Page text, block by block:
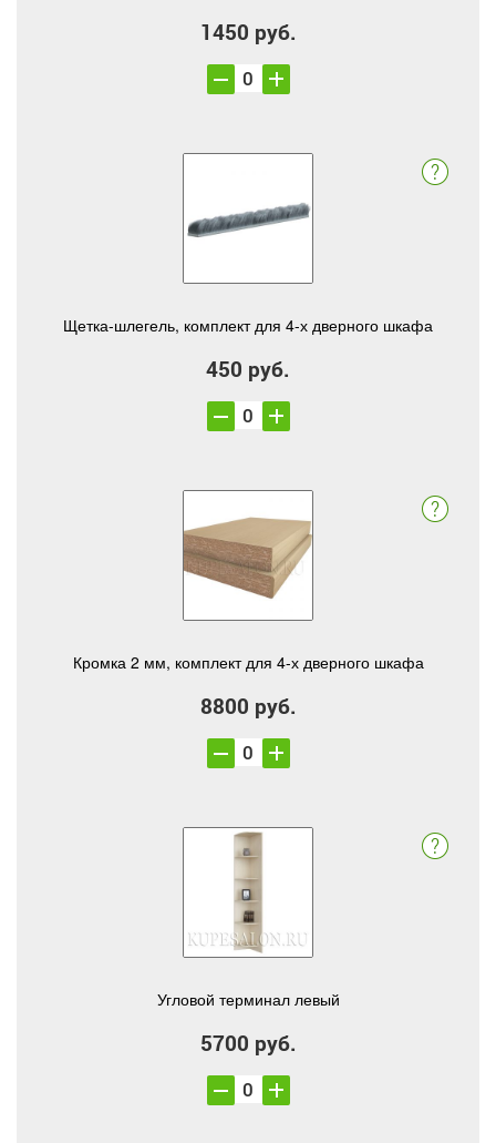
1450 руб.
Щетка-шлегель, комплект для 4-х дверного шкафа
450 руб.
Кромка 2 мм, комплект для 4-х дверного шкафа
8800 руб.
Угловой терминал левый
5700 руб.